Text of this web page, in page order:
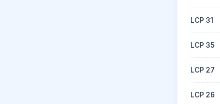
LCP 31
LCP 35
LCP 27
LCP 26